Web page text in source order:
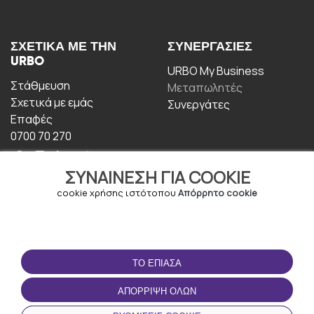
ΣΥΝΑΊΝΕΣΗ ΓΙΑ COOKIE
cookie χρήσης ιστότοπου Απόρρητο cookie
ΤΟ ΈΠΙΑΣΑ
ΑΠΌΡΡΙΨΗ ΌΛΩΝ
ΣΧΕΤΙΚΆ ΜΕ ΤΗΝ
URBO
Στάθμευση
Σχετικά με εμάς
Επαφές
0700 70 270
ΣΥΝΕΡΓΑΣΊΕΣ
URBO My Business
Μεταπωλητές
Συνεργάτες
ΟΡΟΙ ΧΡΉΣΗΣ
Οροι και Προϋποθέσεις
Πολιτική απορρήτου
ΚΑΤΕΒΆΣΤΕ ΤΗΝ
ΕΦΑΡΜΟΓΉ